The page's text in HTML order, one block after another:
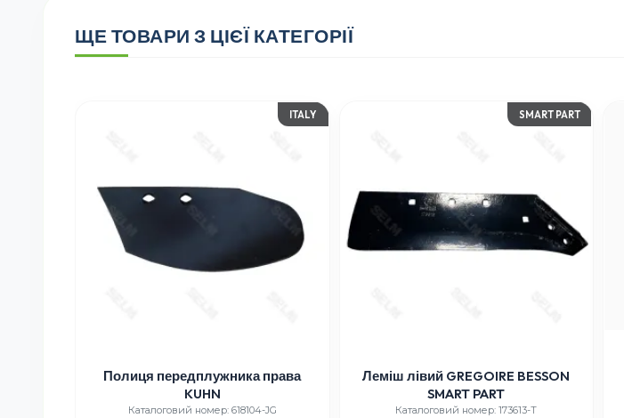
ЩЕ ТОВАРИ З ЦІЄЇ КАТЕГОРІЇ
ITALY
Полиця передплужника права
KUHN
Каталоговий номер: 618104-JG
SMART PART
Леміш лівий GREGOIRE BESSON
SMART PART
Каталоговий номер: 173613-T